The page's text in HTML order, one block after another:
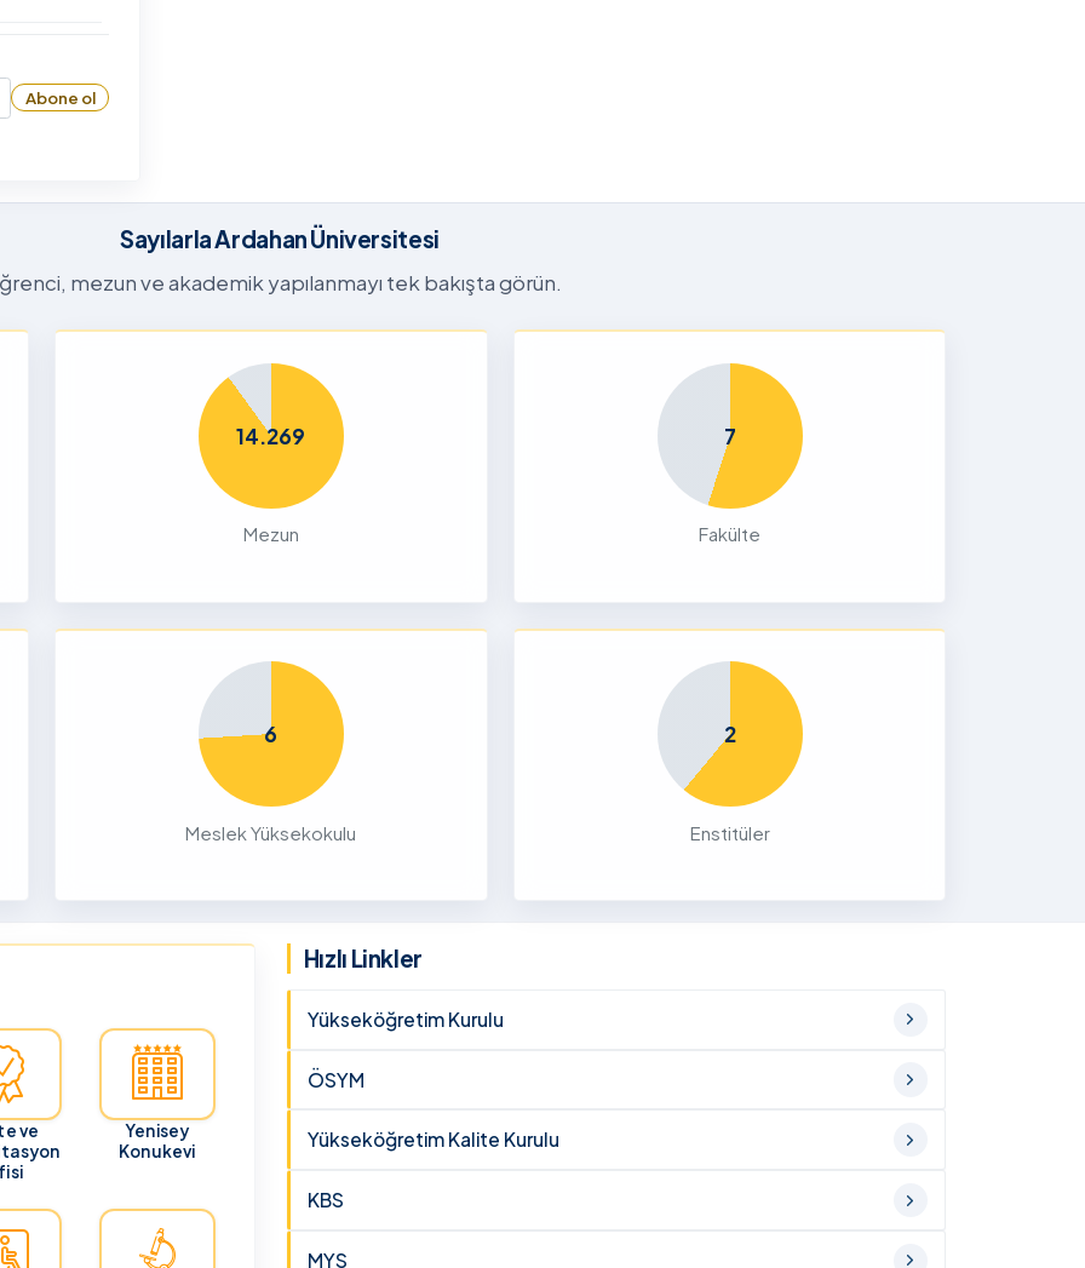
2027
2026-
ve
ve
Abone ol
Sayılarla Ardahan Üniversitesi
mezun ve akademik yapılanmayı tek bakışta görün.
14.269
Mezun
7
Fakülte
6
Meslek Yüksekokulu
2
Enstitüler
ve
Yenisey
Konukevi
Hızlı Linkler
Yükseköğretim Kurulu
ÖSYM
Yükseköğretim Kalite Kurulu
KBS
MYS